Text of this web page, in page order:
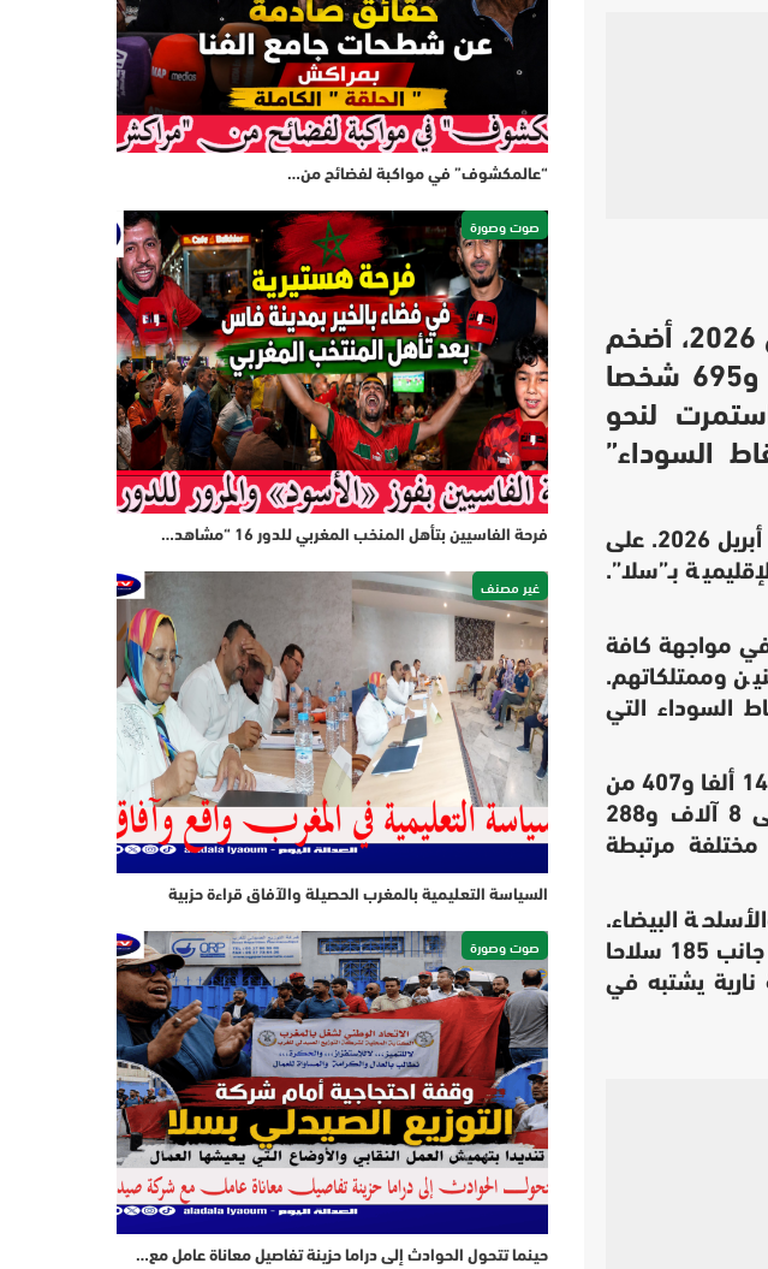
اختتمت المنطقة الأمنية الإقليمية بمدينة “سلا”، متم أبريل 2026، أضخم
لنحو
السوداء”
وهكذا فقد عاشت مدينة “سلا”، خلال الفترة الممتدة ما بين 15 فبراير و30 أبريل 2026. على
بـ”سلا”.
في مواجهة كافة
وممتلكاتهم.
السوداء التي
تدخلات أمنية، أسفرت عن توقيف ما مجموعه 22 ألفا و695 شخصا. ضمنهم 14 ألفا و407 من
الأشخاص، والذين تم ضبطهم متلبسين بارتكاب أفعال إجرامية. إضافة إلى 8 آلاف و288
مرتبطة
البيضاء.
ضمنها 13 ألفا و888 قرصا مهلوسا و226 كيلوغراما من مخدر “الشيرا”. إلى جانب 185 سلاحا
إضافة لحجز 228 سيارة ودراجة نارية يشتبه في
“عالمكشوف” في مواكبة لفضائح من…
صوت وصورة
فرحة الفاسيين بتأهل المنخب المغربي للدور 16 “مشاهد…
غير مصنف
السياسة التعليمية بالمغرب الحصيلة والآفاق قراءة حزبية
صوت وصورة
حينما تتحول الحوادث إلى دراما حزينة تفاصيل معاناة عامل مع…